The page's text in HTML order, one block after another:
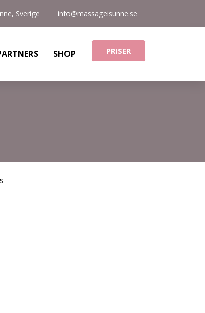
Sverige info@massageisunne.se
SHOP PRISER